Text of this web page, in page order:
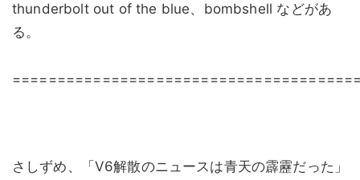
thunderbolt out of the blue、bombshell などがあ
る。
さしずめ、「V6解散のニュースは青天の霹靂だった」